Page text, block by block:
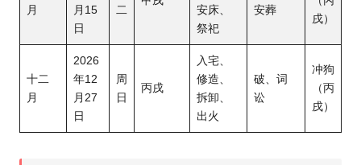
月
月15
日
二
安床、
祭祀
安葬
戌）
十二
月
2026
年12
月27
日
周
日
丙戌
入宅、
修造、
拆卸、
出火
破、词
讼
冲狗
（丙
戌）